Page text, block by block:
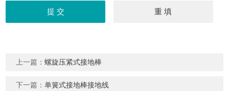
上一篇：螺旋压紧式接地棒
下一篇：单簧式接地棒接地线